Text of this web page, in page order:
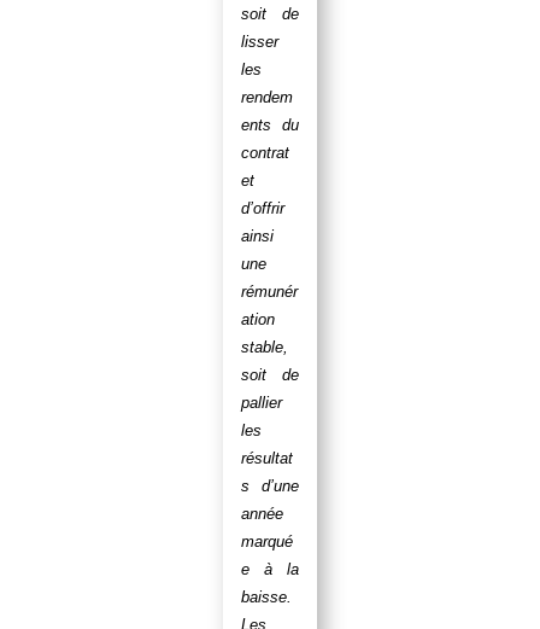
soit de
lisser
les
rendem
ents du
contrat
et
d’offrir
ainsi
une
rémunér
ation
stable,
soit de
pallier
les
résultat
s d’une
année
marqué
e à la
baisse.
Les